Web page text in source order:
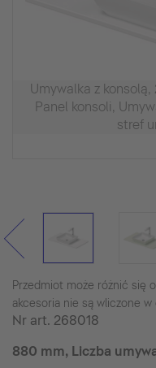
Umywalka z
Panel konsoli,
stref
Przedmiot może różnić się
akcesoria nie są wliczone w
Nr art. 268018
880 mm, Liczba